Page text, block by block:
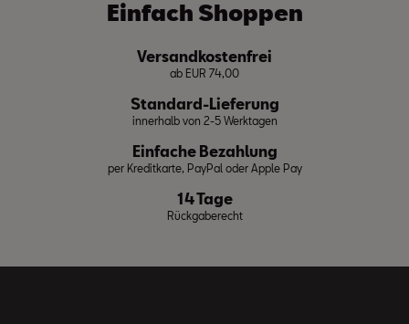
Einfach Shoppen
Versandkostenfrei
ab EUR 74,00
Standard-Lieferung
innerhalb von 2-5 Werktagen
Einfache Bezahlung
per Kreditkarte, PayPal oder Apple Pay
14 Tage
Rückgaberecht